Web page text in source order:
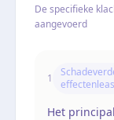
De specifieke
aangevoerd
1
Het